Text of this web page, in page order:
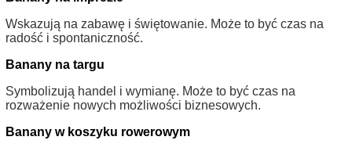
Wskazują na zabawę i świętowanie. Może to być czas na
radość i spontaniczność.
Banany na targu
Symbolizują handel i wymianę. Może to być czas na
rozważenie nowych możliwości biznesowych.
Banany w koszyku rowerowym